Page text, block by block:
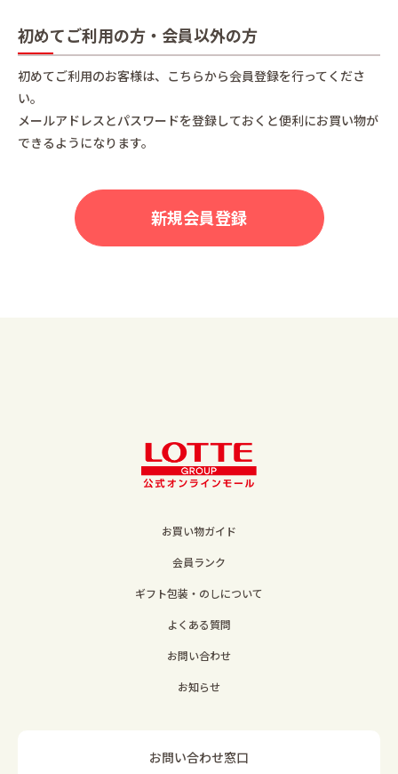
初めてご利用の方・会員以外の方
初めてご利用のお客様は、こちらから会員登録を行ってくださ
い。
メールアドレスとパスワードを登録しておくと便利にお買い物が
できるようになります。
お買い物ガイド
会員ランク
ギフト包装・のしについて
よくある質問
お問い合わせ
お知らせ
お問い合わせ窓口